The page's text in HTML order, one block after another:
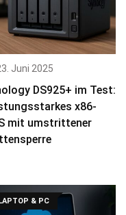
Juni 2025
DS925+ im Test:
x86-
mit umstrittener
& PC